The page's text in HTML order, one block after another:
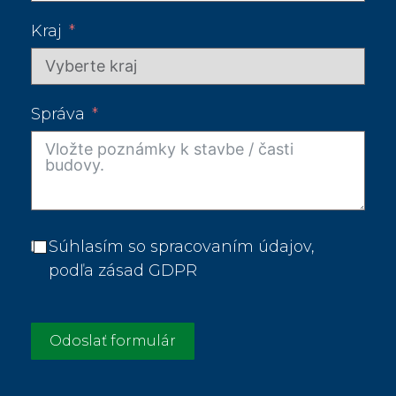
Kraj
Správa
Súhlasím so spracovaním údajov,
podľa zásad GDPR
Odoslať formulár